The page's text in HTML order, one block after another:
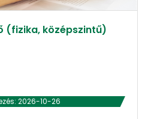
(fizika, középszintű)
2026-10-26